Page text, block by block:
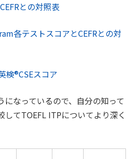
との対照表
各テストスコアとCEFRとの対
検®CSEスコア
になっているので、自分の知って
してTOEFL ITPについてより深く